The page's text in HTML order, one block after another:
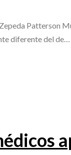
Patterson
diferente del de…